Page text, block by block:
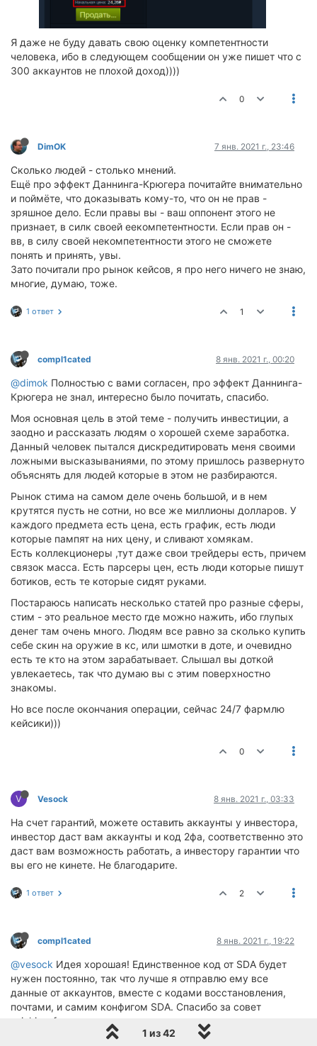
Я даже не буду давать свою оценку компетентности
человека, ибо в следующем сообщении он уже пишет что с
300 аккаунтов не плохой доход))))
0
DimOK 7 янв. 2021 г., 23:46
Сколько людей - столько мнений.
Ещё про эффект Даннинга-Крюгера почитайте внимательно
и поймёте, что доказывать кому-то, что он не прав -
зряшное дело. Если правы вы - ваш оппонент этого не
признает, в силк своей еекомпетентности. Если прав он -
вв, в силу своей некомпетентности этого не сможете
понять и принять, увы.
Зато почитали про рынок кейсов, я про него ничего не знаю,
многие, думаю, тоже.
1 ответ 1
compl1cated 8 янв. 2021 г., 00:20
@dimok Полностью с вами согласен, про эффект Даннинга-
Крюгера не знал, интересно было почитать, спасибо.
Моя основная цель в этой теме - получить инвестиции, а
заодно и рассказать людям о хорошей схеме заработка.
Данный человек пытался дискредитировать меня своими
ложными высказываниями, по этому пришлось развернуто
объяснять для людей которые в этом не разбираются.
Рынок стима на самом деле очень большой, и в нем
крутятся пусть не сотни, но все же миллионы долларов. У
каждого предмета есть цена, есть график, есть люди
которые пампят на них цену, и сливают хомякам.
Есть коллекционеры ,тут даже свои трейдеры есть, причем
связок масса. Есть парсеры цен, есть люди которые пишут
ботиков, есть те которые сидят руками.
Постараюсь написать несколько статей про разные сферы,
стим - это реальное место где можно нажить, ибо глупых
денег там очень много. Людям все равно за сколько купить
себе скин на оружие в кс, или шмотки в доте, и очевидно
есть те кто на этом зарабатывает. Слышал вы доткой
увлекаетесь, так что думаю вы с этим поверхностно
знакомы.
Но все после окончания операции, сейчас 24/7 фармлю
кейсики)))
0
V Vesock 8 янв. 2021 г., 03:33
На счет гарантий, можете оставить аккаунты у инвестора,
инвестор даст вам аккаунты и код 2фа, соответственно это
даст вам возможность работать, а инвестору гарантии что
вы его не кинете. Не благодарите.
1 ответ 2
compl1cated 8 янв. 2021 г., 19:22
@vesock Идея хорошая! Единственное код от SDA будет
нужен постоянно, так что лучше я отправлю ему все
данные от аккаунтов, вместе с кодами восстановления,
почтами, и самим конфигом SDA. Спасибо за совет
:winking_face:
Если у кого-то есть желание инвестировать
1 из 42